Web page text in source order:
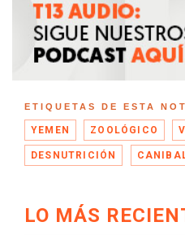
ETIQUETAS DE ESTA
YEMEN ZOOLÓGICO
DESNUTRICIÓN
LO MÁS